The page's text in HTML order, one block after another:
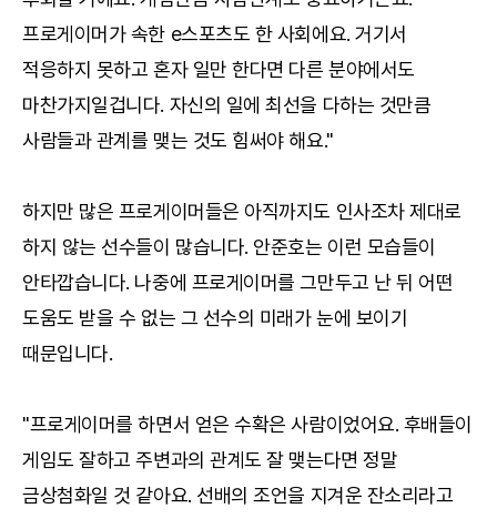
프로게이머가 속한 e스포츠도 한 사회에요. 거기서
적응하지 못하고 혼자 일만 한다면 다른 분야에서도
마찬가지일겁니다. 자신의 일에 최선을 다하는 것만큼
사람들과 관계를 맺는 것도 힘써야 해요."
하지만 많은 프로게이머들은 아직까지도 인사조차 제대로
하지 않는 선수들이 많습니다. 안준호는 이런 모습들이
안타깝습니다. 나중에 프로게이머를 그만두고 난 뒤 어떤
도움도 받을 수 없는 그 선수의 미래가 눈에 보이기
때문입니다.
"프로게이머를 하면서 얻은 수확은 사람이었어요. 후배들이
게임도 잘하고 주변과의 관계도 잘 맺는다면 정말
금상첨화일 것 같아요. 선배의 조언을 지겨운 잔소리라고